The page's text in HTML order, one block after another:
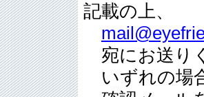
記載の上、
宛にお送り
いずれの場